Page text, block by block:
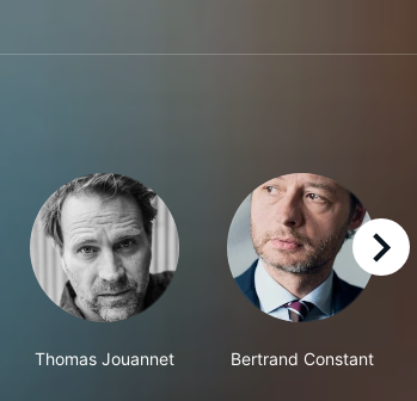
Thomas Jouannet Bertrand Constant
right